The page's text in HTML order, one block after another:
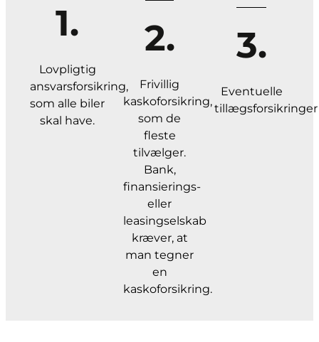
1.
Lovpligtig
ansvarsforsikring,
som alle biler
skal have.
2.
Frivillig
kaskoforsikring,
som de
fleste
tilvælger.
Bank,
finansierings-
eller
leasingselskab
kræver, at
man tegner
en
kaskoforsikring.
3.
Eventuelle
tillægsforsikringer